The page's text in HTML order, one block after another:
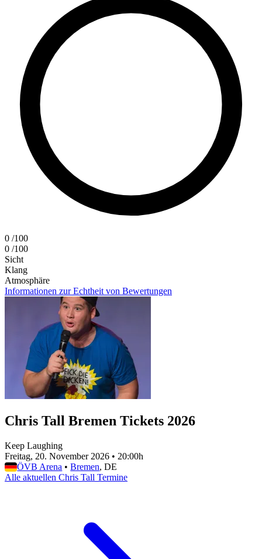
0 /100
0 /100
Sicht
Klang
Atmosphäre
Informationen zur Echtheit von Bewertungen
Chris Tall Bremen Tickets 2026
Keep Laughing
Freitag, 20. November 2026 • 20:00h
ÖVB Arena • Bremen, DE
Alle aktuellen Chris Tall Termine